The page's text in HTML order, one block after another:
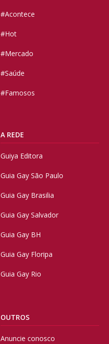
#Acontece
#Hot
#Mercado
#Saúde
#Famosos
A REDE
Guiya Editora
Guia Gay São Paulo
Guia Gay Brasilia
Guia Gay Salvador
Guia Gay BH
Guia Gay Floripa
Guia Gay Rio
OUTROS
Anuncie conosco